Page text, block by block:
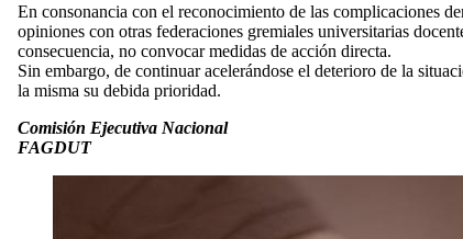
En consonancia con el reconocimiento de las complicaciones
opiniones con otras federaciones gremiales universitarias
consecuencia, no convocar medidas de acción directa.
Sin embargo, de continuar acelerándose el deterioro de la
la misma su debida prioridad.
Comisión Ejecutiva Nacional
FAGDUT